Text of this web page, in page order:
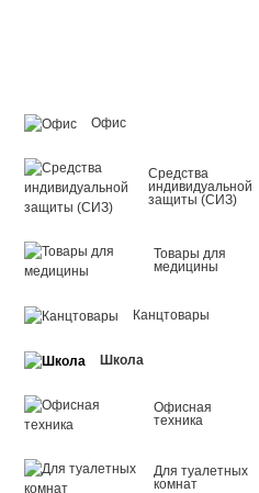
Офис
Средства
индивидуальной
защиты (СИЗ)
Товары для
медицины
Канцтовары
Школа
Офисная
техника
Для туалетных
комнат